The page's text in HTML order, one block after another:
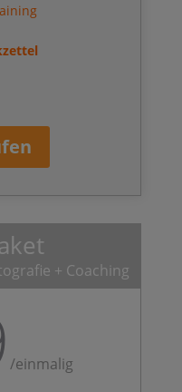
+ Coaching
/einmalig